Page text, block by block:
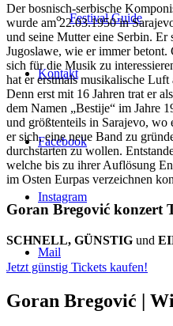
Festival Guide
Kontakt
Facebook
Instagram
Mail
Der bosnisch-serbische
wurde am 22.03.1950 in
und seine Mutter eine Serbin. Er
Jugoslawe, wie er immer
sich für die Musik zu
hat er erstmals musikalische
Denn erst mit 16 Jahren trat er
dem Namen „Bestije“ im Jahre
und größtenteils in Sarajevo, wo
er sich, eine neue Band zu
durchstarten zu wollen.
welche bis zu ihrer Auflösung
im Osten Eurpas verzeichnen
Goran Bregović konzert
SCHNELL, GÜNSTIG und
Jetzt günstig Tickets kaufen!
Goran Bregović |